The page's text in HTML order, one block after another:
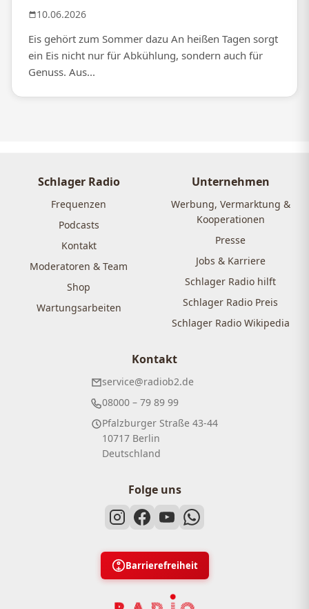
10.06.2026
Eis gehört zum Sommer dazu An heißen Tagen sorgt
ein Eis nicht nur für Abkühlung, sondern auch für
Genuss. Aus...
Schlager Radio
Frequenzen
Podcasts
Kontakt
Moderatoren & Team
Shop
Wartungsarbeiten
Unternehmen
Werbung, Vermarktung &
Kooperationen
Presse
Jobs & Karriere
Schlager Radio hilft
Schlager Radio Preis
Schlager Radio Wikipedia
Kontakt
service@radiob2.de
08000 – 79 89 99
Pfalzburger Straße 43-44
10717 Berlin
Deutschland
Folge uns
Barrierefreiheit